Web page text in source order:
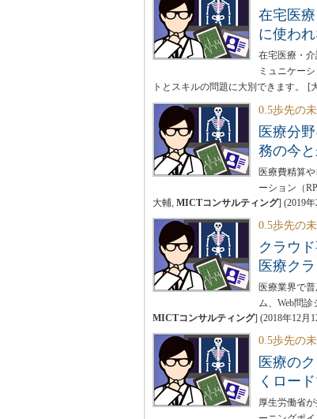
在宅医
に使わ
在宅医療・
ミュニケー
トとスキルの問題に大別できます。
[
0.5歩先の
医療分
務の今
医療費精算
ーション（
大輔, MICTコンサルティング] (2019年
0.5歩先の
クラウ
医療ク
医療業界で
ム、Web問
MICTコンサルティング] (2018年12月
0.5歩先の
医療の
くロー
厚生労働省